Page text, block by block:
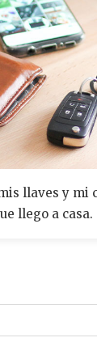
llaves y mi
llego a casa.